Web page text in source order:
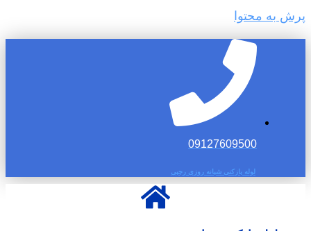
پرش به محتوا
09127609500
لوله بازکنی شبانه روزی رجبی